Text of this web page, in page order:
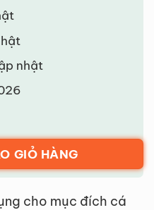
nhật
GIỎ HÀNG
cho mục đích cá